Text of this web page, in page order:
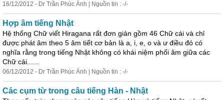
16/12/2012 - Dr Trần Phúc Ánh | Nguồn tin : -/-
Hợp âm tiếng Nhật
Hệ thống Chữ viết Hiragana rất đơn giản gồm 46 Chữ cái và chỉ
được phát âm theo 5 âm tiết cơ bản là a, i, e, o và ư điều đó có
nghĩa rằng trong tiếng Nhật không có khái niệm phối âm giữa các
Chữ cái......
06/12/2012 - Dr Trần Phúc Ánh | Nguồn tin : -/-
Các cụm từ trong câu tiếng Hàn - Nhật